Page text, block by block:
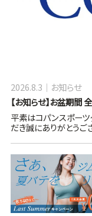
【お知らせ】お盆期間
2026.8.3 お知らせ
平素はコパンスポーツ
だき誠にありがとう